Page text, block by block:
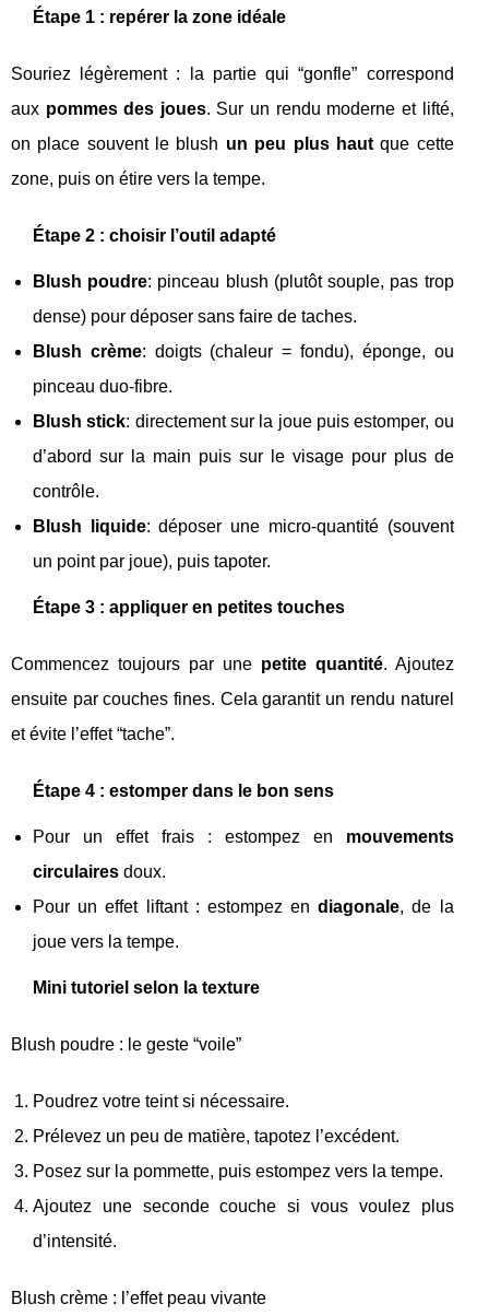
Étape 1 : repérer la zone idéale
Souriez légèrement : la partie qui “gonfle” correspond
aux pommes des joues. Sur un rendu moderne et lifté,
on place souvent le blush un peu plus hautque cette
zone, puis on étire vers la tempe.
Étape 2 : choisir l’outil adapté
Blush poudre: pinceau blush (plutôt souple, pas trop
dense) pour déposer sans faire de taches.
Blush crème: doigts (chaleur = fondu), éponge, ou
pinceau duo-fibre.
Blush stick: directement sur la joue puis estomper, ou
d’abord sur la main puis sur le visage pour plus de
contrôle.
Blush liquide: déposer une micro-quantité (souvent
un point par joue), puis tapoter.
Étape 3 : appliquer en petites touches
Commencez toujours par une petite quantité. Ajoutez
ensuite par couches fines. Cela garantit un rendu naturel
et évite l’effet “tache”.
Étape 4 : estomper dans le bon sens
Pour un effet frais : estompez en mouvements
circulaires doux.
Pour un effet liftant : estompez endiagonale, de la
joue vers la tempe.
Mini tutoriel selon la texture
Blush poudre : le geste “voile”
Poudrez votre teint si nécessaire.
Prélevez un peu de matière, tapotez l’excédent.
Posez sur la pommette, puis estompez vers la tempe.
Ajoutez une seconde couche si vous voulez plus
d’intensité.
Blush crème : l’effet peau vivante